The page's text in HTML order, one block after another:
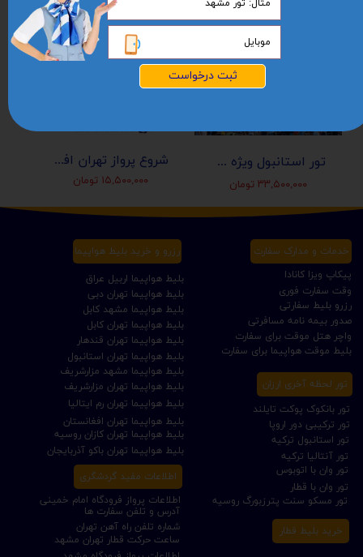
شروع پرواز تهران افغانستان (کابل-مزارشریف-هرات-قندهار)
۱۵,۵۰۰,۰۰۰ تومان
تور استانبول ویژه عید نوروز 1405 | مجری مستقیم ✈️
۳۳,۵۰۰,۰۰۰ تومان
تور ترکیبی دور اروپا
رزرو بلیط سفارتی
پیکاپ ویزا کانادا
بلیط هواپیما تهران کابل
بلیط هواپیما تهران مزارشریف
بلیط هواپیما مشهد کابل
بلیط هواپیما تهران قندهار
بلیط هواپیما تهران افغانستان
بلیط هواپیما مشهد مزارشریف
بلیط موقت هواپیما برای سفارت
واچر هتل موقت برای سفارت
بلیط هواپیما تهران رم ایتالیا
اطلاعات پرواز فرودگاه امام خمینی
بلیط هواپیما تهران دبی
بلیط هواپیما تهران باکو آذربایجان
بلیط هواپیما تهران استانبول
بلیط هواپیما تهران کازان روسیه
بلیط هواپیما اربیل عراق
صدور بیمه نامه مسافرتی
تور آنتالیا ترکیه
تور استانبول ترکیه
تور مسکو سنت پترزبورگ روسیه
تور وان با قطار
تور بانکوک پوکت تایلند
تور وان با اتوبوس
ساعت حرکت قطار تهران مشهد
خرید بلیط قطار
خدمات و مدارک سفارت رزرو و خرید بلیط هواپیما
تور لحظه آخری ارزان
شماره تلفن راه آهن تهران
وقت سفارت فوری
آدرس و تلفن سفارت ها
اطلاعات مفید گردشگری
ثبت درخواست